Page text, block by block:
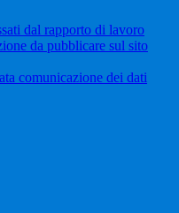
dal rapporto di lavoro
da pubblicare sul sito
comunicazione dei dati